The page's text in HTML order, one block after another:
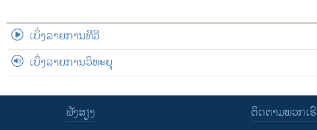
ເບິ່ງລາຍການທີວີ
ເບິ່ງລາຍການວິທະຍຸ
ຕິດຕາມພວກເ
ຟັງສຽງ